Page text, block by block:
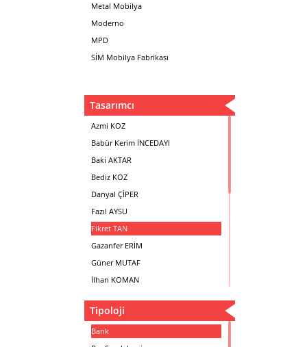
Metal Mobilya
Moderno
MPD
SİM Mobilya Fabrikası
Tasarımcı
Azmi KOZ
Babür Kerim İNCEDAYI
Baki AKTAR
Bediz KOZ
Danyal ÇİPER
Fazıl AYSU
Fikret TAN
Gazanfer ERİM
Güner MUTAF
İlhan KOMAN
Metin Atabey ATA
Minas BOYACIYAN
Tipoloji
Bank